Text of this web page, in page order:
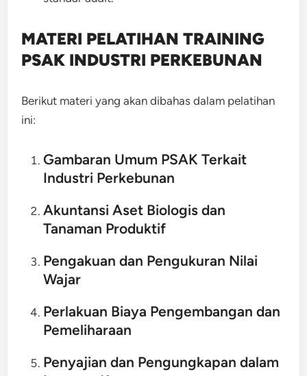
MATERI PELATIHAN TRAINING
PSAK INDUSTRI PERKEBUNAN
Berikut materi yang akan dibahas dalam pelatihan
ini:
Gambaran Umum PSAK Terkait
Industri Perkebunan
Akuntansi Aset Biologis dan
Tanaman Produktif
Pengakuan dan Pengukuran Nilai
Wajar
Perlakuan Biaya Pengembangan dan
Pemeliharaan
Penyajian dan Pengungkapan dalam